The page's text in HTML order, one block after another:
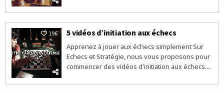
196 5 vidéos d’initiation aux échecs
Apprenez à jouer aux échecs simplement Sur
Echecs et Stratégie, nous vous proposons pour
commencer des vidéos d'initiation aux échecs....